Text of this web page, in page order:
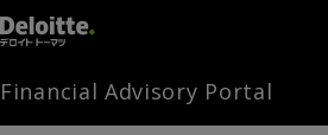
Home
Times
Channel
Library
Financial Advisory Portal